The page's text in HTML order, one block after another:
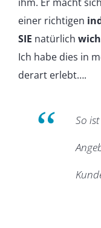
einer richtigen
SIE natürlich
Ich habe dies in
derart erlebt….
So